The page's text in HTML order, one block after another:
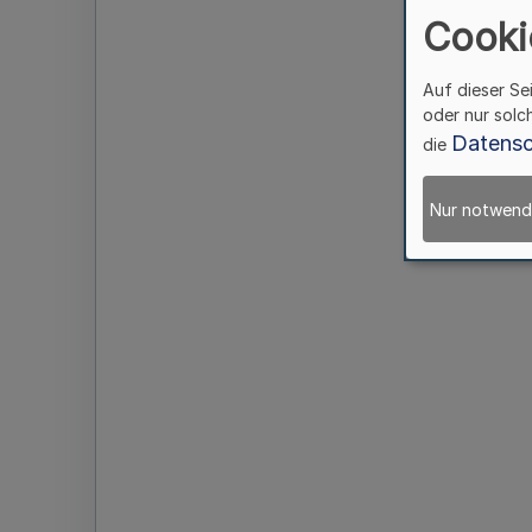
Auf dieser
oder nur
die
Nur